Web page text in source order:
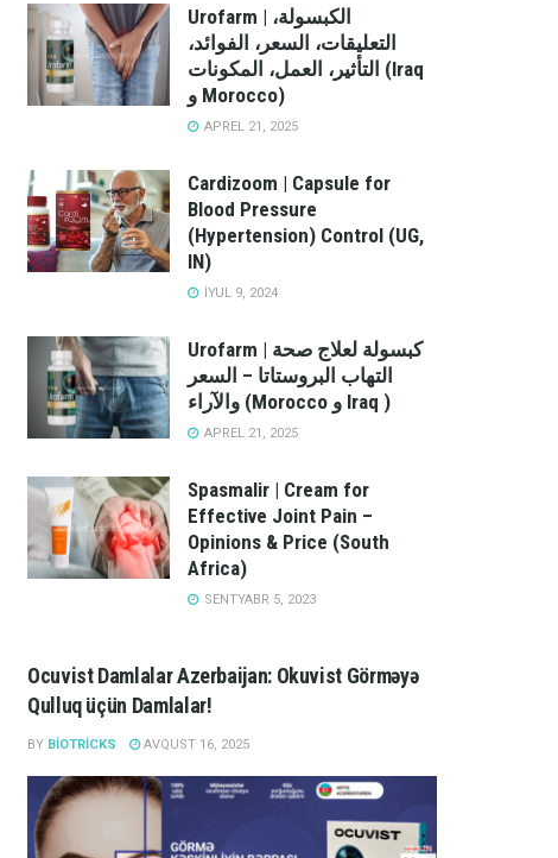
Urofarm | الكبسولة،
التعليقات، السعر، الفوائد،
التأثير، العمل، المكونات (Iraq
و Morocco)
APREL 21, 2025
Cardizoom | Capsule for
Blood Pressure
(Hypertension) Control (UG,
IN)
İYUL 9, 2024
Urofarm | كبسولة لعلاج صحة
التهاب البروستاتا – السعر
والآراء (Morocco و Iraq )
APREL 21, 2025
Spasmalir | Cream for
Effective Joint Pain –
Opinions & Price (South
Africa)
SENTYABR 5, 2023
Ocuvist Damlalar Azerbaijan: Okuvist Görməyə
Qulluq üçün Damlalar!
BY BIOTRICKS AVQUST 16, 2025